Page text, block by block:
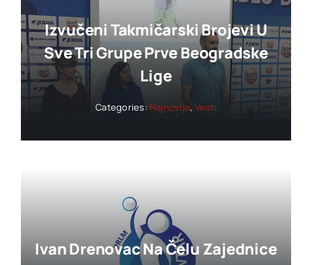
Izvučeni Takmičarski Brojevi U
Sve Tri Grupe Prve Beogradske
Lige
Categories: Najnovije, Vesti
Ivan Drenovac Na Čelu Zajednice